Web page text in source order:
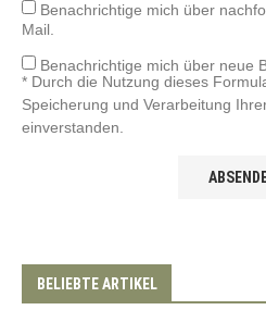
Benachrichtige mich über
Mail.
Benachrichtige mich über neue
* Durch die Nutzung dieses
Speicherung und Verarbeitung
einverstanden.
BELIEBTE ARTIKEL